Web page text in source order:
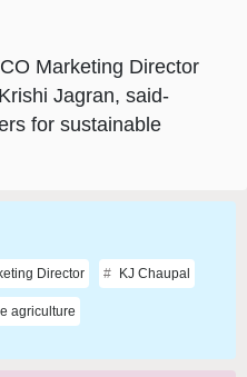
Marketing Director
Jagran, said-
for sustainable
Director KJ Chaupal
agriculture